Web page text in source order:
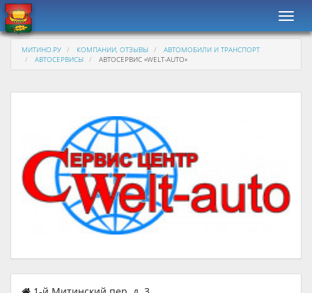
МИТИНО.РУ КОМПАНИИ, ОТЗЫВЫ
АВТОМОБИЛИ И ТРАНСПОРТ
АВТОСЕРВИСЫ
АВТОСЕРВИС «WELT-AUTO»